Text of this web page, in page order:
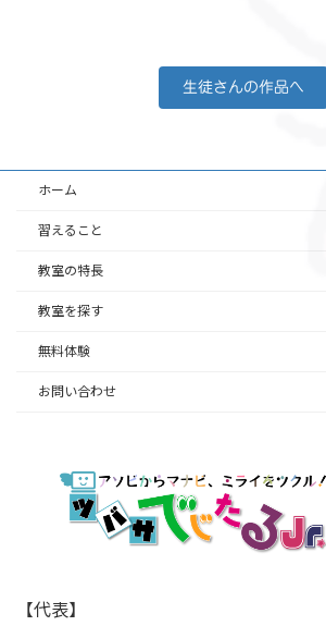
生徒さんの作品へ
ホーム
習えること
教室の特長
教室を探す
無料体験
お問い合わせ
【代表】